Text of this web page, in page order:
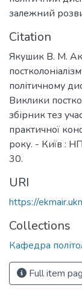
залежний
Citation
Якушик В. М.
політичному
Виклики
збірник тез
практичної
року. - Київ :
30.
URI
https://
Collections
Кафедра
Full item